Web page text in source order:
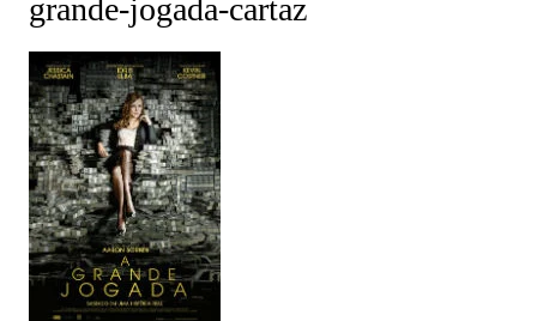
grande-jogada-cartaz